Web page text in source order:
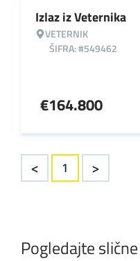
Izlaz iz Veternika
VETERNIK
ŠIFRA: #549462
€164.800
< 1 >
Pogledajte